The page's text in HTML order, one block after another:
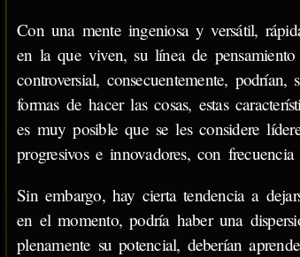
Con una mente ingeniosa y versátil,
en la que viven, su línea de
controversial, consecuentemente,
formas de hacer las cosas, estas
es muy posible que se les considere
progresivos e innovadores, con
Sin embargo, hay cierta tendencia a
en el momento, podría haber una
plenamente su potencial, deberían